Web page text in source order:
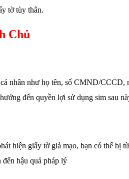
tờ tùy thân.
Chủ
nhân như họ tên, số CMND/CCCD,
đến quyền lợi sử dụng sim sau
hiện giấy tờ giả mạo, bạn có thể bị
hậu quả pháp lý